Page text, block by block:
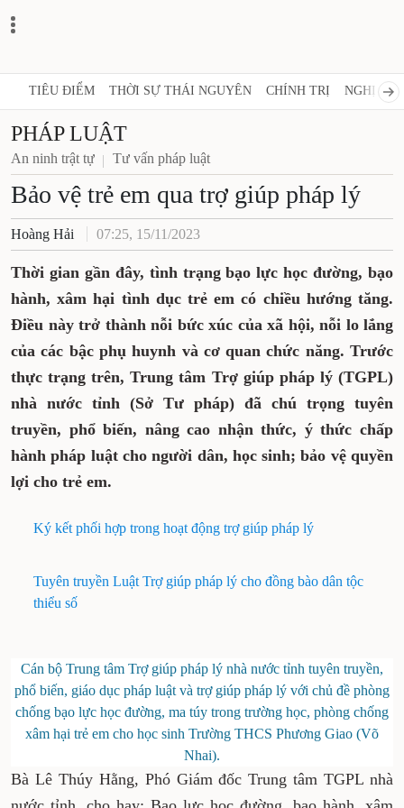
TIÊU ĐIỂM THỜI SỰ THÁI NGUYÊN CHÍNH TRỊ NGHỊ
PHÁP LUẬT
An ninh trật tự Tư vấn pháp luật
Bảo vệ trẻ em qua trợ giúp pháp lý
Hoàng Hải 07:25, 15/11/2023
Thời gian gần đây, tình trạng bạo lực học đường, bạo
hành, xâm hại tình dục trẻ em có chiều hướng tăng.
Điều này trở thành nỗi bức xúc của xã hội, nỗi lo lắng
của các bậc phụ huynh và cơ quan chức năng. Trước
thực trạng trên, Trung tâm Trợ giúp pháp lý (TGPL)
nhà nước tỉnh (Sở Tư pháp) đã chú trọng tuyên
truyền, phổ biến, nâng cao nhận thức, ý thức chấp
hành pháp luật cho người dân, học sinh; bảo vệ quyền
lợi cho trẻ em.
Ký kết phối hợp trong hoạt động trợ giúp pháp lý
Tuyên truyền Luật Trợ giúp pháp lý cho đồng bào dân tộc
thiểu số
Cán bộ Trung tâm Trợ giúp pháp lý nhà nước tỉnh tuyên truyền,
phổ biến, giáo dục pháp luật và trợ giúp pháp lý với chủ đề phòng
chống bạo lực học đường, ma túy trong trường học, phòng chống
xâm hại trẻ em cho học sinh Trường THCS Phương Giao (Võ
Nhai).
Bà Lê Thúy Hằng, Phó Giám đốc Trung tâm TGPL nhà